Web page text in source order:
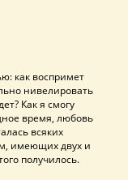
как воспримет
нивелировать
Как я смогу
время, любовь
всяких
имеющих двух и
получилось.